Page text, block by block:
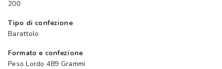
200
Tipo di confezione
Barattolo
Formato e confezione
Peso Lordo 489 Grammi